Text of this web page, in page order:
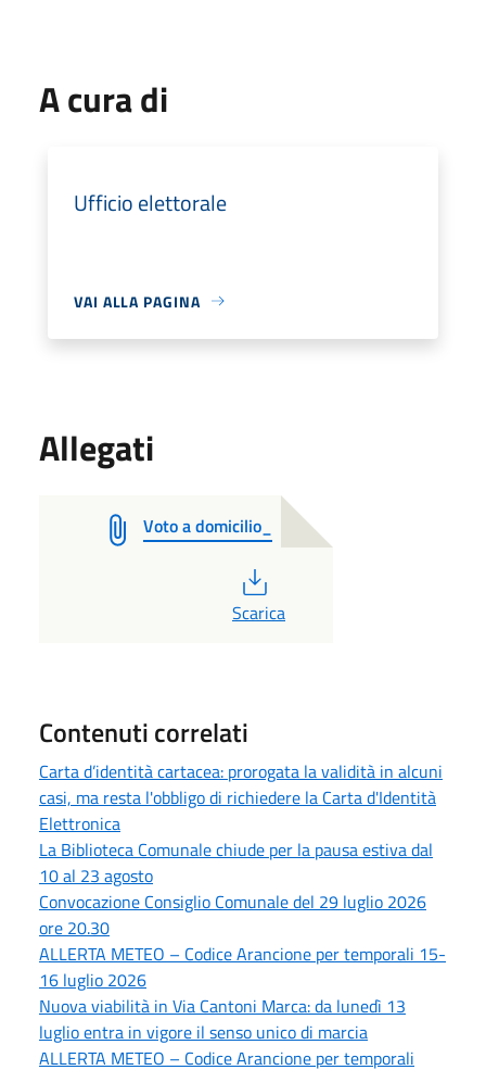
A cura di
Ufficio elettorale
VAI ALLA PAGINA
Allegati
Voto a domicilio_
Scarica
Contenuti correlati
Carta d’identità cartacea: prorogata la validità in alcuni
casi, ma resta l'obbligo di richiedere la Carta d'Identità
Elettronica
La Biblioteca Comunale chiude per la pausa estiva dal
10 al 23 agosto
Convocazione Consiglio Comunale del 29 luglio 2026
ore 20.30
ALLERTA METEO – Codice Arancione per temporali 15-
16 luglio 2026
Nuova viabilità in Via Cantoni Marca: da lunedì 13
luglio entra in vigore il senso unico di marcia
ALLERTA METEO – Codice Arancione per temporali